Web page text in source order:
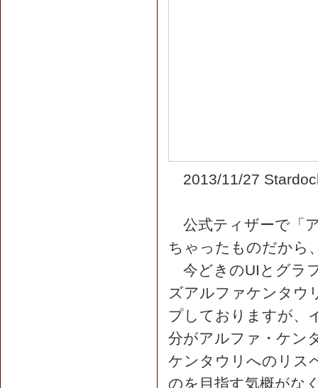
2013/11/27
公式ティザーで「
ちゃったものだから
今どきのUIとグラ
ズアルファケンタウ
プしておりますが、
分がアルファ・ケン
ケンタウリへのリス
のを目指す気概がな